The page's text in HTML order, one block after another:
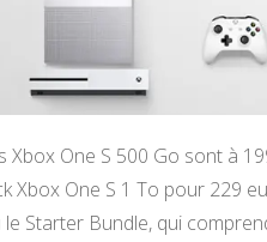
Xbox One S 500 Go sont à
Xbox One S 1 To pour 229
Starter Bundle, qui